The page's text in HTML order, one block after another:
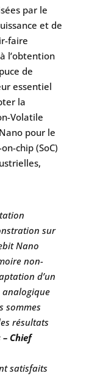
par le
et de
faire
l’obtention
de
essentiel
la
Volatile
pour le
chip (SoC)
sur
Nano
non-
d’un
sommes
résultats
– Chief
satisfaits